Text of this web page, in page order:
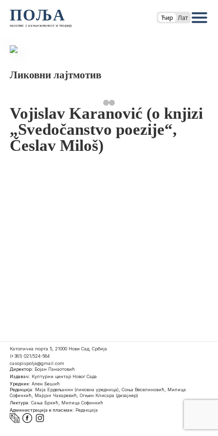
ПОЉА
часопис за књижевност и теорију
Ћир Лат
Ликовни лајтмотив
Vojislav Karanović (o knjizi
„Svedočanstvo poezije“,
Česlav Miloš)
Католичка порта 5, 21000 Нови Сад, Србија
(+381) 021/524-584
casopispolja@gmail.com
Директор: Бојан Панаотовић
Издавач: Културни центар Новог Сада
Уредник: Ален Бешић
Редакција: Маја Ердељанин (ликовна уредница), Соња Веселиновић, Милица
Софинкић, Марјан Чакаревић, Огњен Клисара (дизајнер)
Лектура: Сања Бркић, Милица Софинкић
Администрација и пласман: Редакција